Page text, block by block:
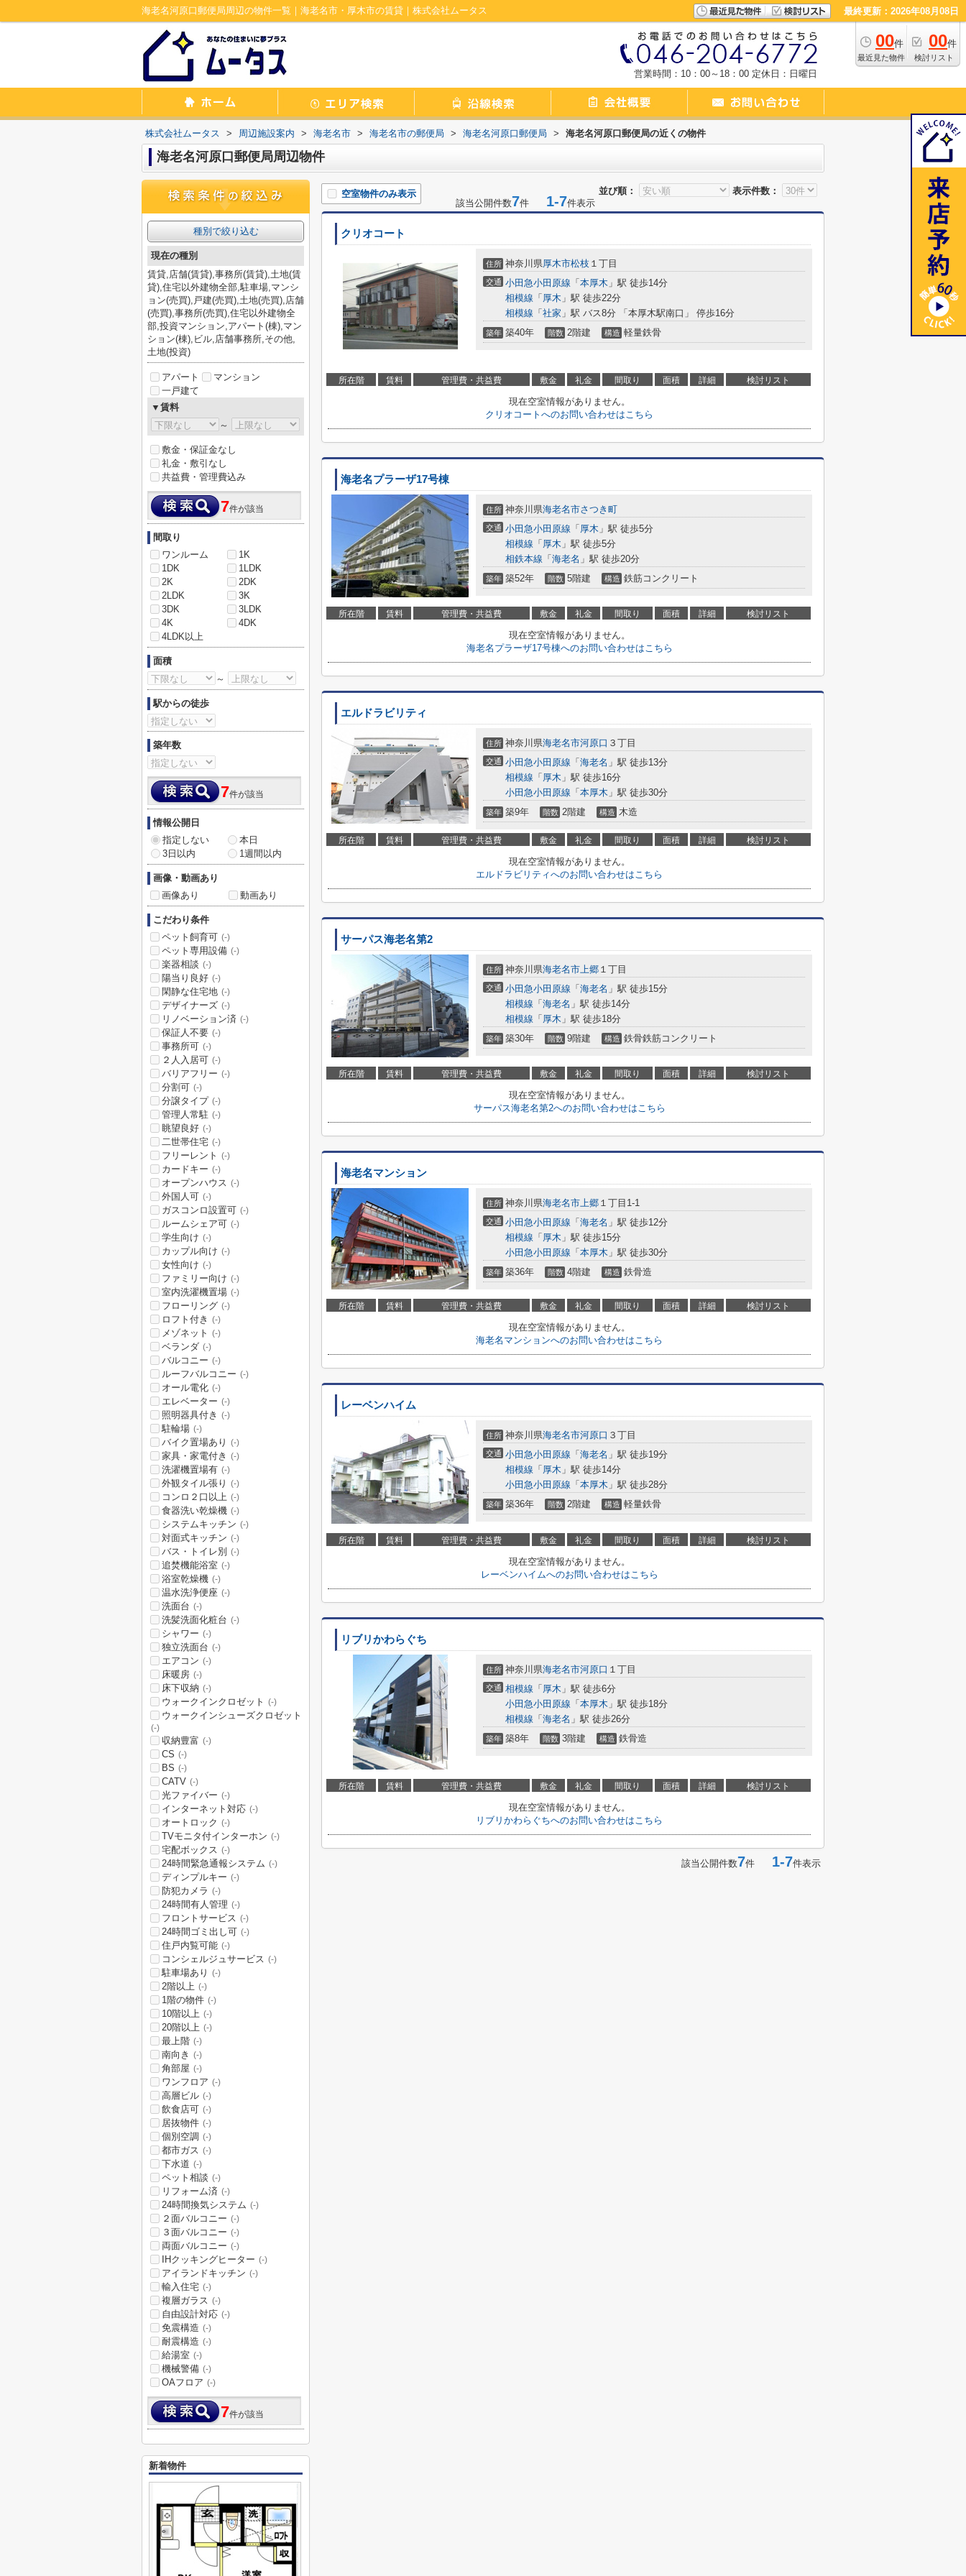
海老名河原口郵便局周辺の物件一覧｜海老名市・厚木市の賃貸｜株式会社ムータス 最終更新：2026年08月08日
00件
最近見た物件
00件
検討リスト
営業時間：10：00～18：00 定休日：日曜日
株式会社ムータス > 周辺施設案内 > 海老名市 > 海老名市の郵便局 > 海老名河原口郵便局 > 海老名河原口郵便局の近くの物件
海老名河原口郵便局周辺物件
並び順： 表示件数：
空室物件のみ表示
該当公開件数7件 1-7件表示
クリオコート
住所 神奈川県厚木市松枝 １丁目
交通 小田急小田原線 「 本厚木 」駅 徒歩14分
相模線 「 厚木 」駅 徒歩22分
相模線 「 社家 」駅 バス8分 「本厚木駅南口」 停歩16分
築年 築40年 階数 2階建 構造 軽量鉄骨
所在階 賃料 管理費・共益費 敷金 礼金 間取り 面積 詳細 検討リスト
現在空室情報がありません。
クリオコートへのお問い合わせはこちら
海老名プラーザ17号棟
住所 神奈川県海老名市さつき町
交通 小田急小田原線 「 厚木 」駅 徒歩5分
相模線 「 厚木 」駅 徒歩5分
相鉄本線 「 海老名 」駅 徒歩20分
築年 築52年 階数 5階建 構造 鉄筋コンクリート
所在階 賃料 管理費・共益費 敷金 礼金 間取り 面積 詳細 検討リスト
現在空室情報がありません。
海老名プラーザ17号棟へのお問い合わせはこちら
エルドラビリティ
住所 神奈川県海老名市河原口 ３丁目
交通 小田急小田原線 「 海老名 」駅 徒歩13分
相模線 「 厚木 」駅 徒歩16分
小田急小田原線 「 本厚木 」駅 徒歩30分
築年 築9年 階数 2階建 構造 木造
所在階 賃料 管理費・共益費 敷金 礼金 間取り 面積 詳細 検討リスト
現在空室情報がありません。
エルドラビリティへのお問い合わせはこちら
サーパス海老名第2
住所 神奈川県海老名市上郷 １丁目
交通 小田急小田原線 「 海老名 」駅 徒歩15分
相模線 「 海老名 」駅 徒歩14分
相模線 「 厚木 」駅 徒歩18分
築年 築30年 階数 9階建 構造 鉄骨鉄筋コンクリート
所在階 賃料 管理費・共益費 敷金 礼金 間取り 面積 詳細 検討リスト
現在空室情報がありません。
サーパス海老名第2へのお問い合わせはこちら
海老名マンション
住所 神奈川県海老名市上郷 １丁目1-1
交通 小田急小田原線 「 海老名 」駅 徒歩12分
相模線 「 厚木 」駅 徒歩15分
小田急小田原線 「 本厚木 」駅 徒歩30分
築年 築36年 階数 4階建 構造 鉄骨造
所在階 賃料 管理費・共益費 敷金 礼金 間取り 面積 詳細 検討リスト
現在空室情報がありません。
海老名マンションへのお問い合わせはこちら
レーベンハイム
住所 神奈川県海老名市河原口 ３丁目
交通 小田急小田原線 「 海老名 」駅 徒歩19分
相模線 「 厚木 」駅 徒歩14分
小田急小田原線 「 本厚木 」駅 徒歩28分
築年 築36年 階数 2階建 構造 軽量鉄骨
所在階 賃料 管理費・共益費 敷金 礼金 間取り 面積 詳細 検討リスト
現在空室情報がありません。
レーベンハイムへのお問い合わせはこちら
リブリかわらぐち
住所 神奈川県海老名市河原口 １丁目
交通 相模線 「 厚木 」駅 徒歩6分
小田急小田原線 「 本厚木 」駅 徒歩18分
相模線 「 海老名 」駅 徒歩26分
築年 築8年 階数 3階建 構造 鉄骨造
所在階 賃料 管理費・共益費 敷金 礼金 間取り 面積 詳細 検討リスト
現在空室情報がありません。
リブリかわらぐちへのお問い合わせはこちら
該当公開件数7件 1-7件表示
種別で絞り込む
現在の種別
賃貸,店舗(賃貸),事務所(賃貸),土地(賃
貸),住宅以外建物全部,駐車場,マンシ
ョン(売買),戸建(売買),土地(売買),店舗
(売買),事務所(売買),住宅以外建物全
部,投資マンション,アパート(棟),マン
ション(棟),ビル,店舗事務所,その他,
土地(投資)
アパート
マンション
一戸建て
▼賃料
～
敷金・保証金なし
礼金・敷引なし
共益費・管理費込み
7件が該当
間取り
ワンルーム
1K
1DK
1LDK
2K
2DK
2LDK
3K
3DK
3LDK
4K
4DK
4LDK以上
面積
～
駅からの徒歩
築年数
7件が該当
情報公開日
指定しない
本日
3日以内
1週間以内
画像・動画あり
画像あり
動画あり
こだわり条件
ペット飼育可 (-)
ペット専用設備 (-)
楽器相談 (-)
陽当り良好 (-)
閑静な住宅地 (-)
デザイナーズ (-)
リノベーション済 (-)
保証人不要 (-)
事務所可 (-)
２人入居可 (-)
バリアフリー (-)
分割可 (-)
分譲タイプ (-)
管理人常駐 (-)
眺望良好 (-)
二世帯住宅 (-)
フリーレント (-)
カードキー (-)
オープンハウス (-)
外国人可 (-)
ガスコンロ設置可 (-)
ルームシェア可 (-)
学生向け (-)
カップル向け (-)
女性向け (-)
ファミリー向け (-)
室内洗濯機置場 (-)
フローリング (-)
ロフト付き (-)
メゾネット (-)
ベランダ (-)
バルコニー (-)
ルーフバルコニー (-)
オール電化 (-)
エレベーター (-)
照明器具付き (-)
駐輪場 (-)
バイク置場あり (-)
家具・家電付き (-)
洗濯機置場有 (-)
外観タイル張り (-)
コンロ２口以上 (-)
食器洗い乾燥機 (-)
システムキッチン (-)
対面式キッチン (-)
バス・トイレ別 (-)
追焚機能浴室 (-)
浴室乾燥機 (-)
温水洗浄便座 (-)
洗面台 (-)
洗髪洗面化粧台 (-)
シャワー (-)
独立洗面台 (-)
エアコン (-)
床暖房 (-)
床下収納 (-)
ウォークインクロゼット (-)
ウォークインシューズクロゼット
(-)
収納豊富 (-)
CS (-)
BS (-)
CATV (-)
光ファイバー (-)
インターネット対応 (-)
オートロック (-)
TVモニタ付インターホン (-)
宅配ボックス (-)
24時間緊急通報システム (-)
ディンプルキー (-)
防犯カメラ (-)
24時間有人管理 (-)
フロントサービス (-)
24時間ゴミ出し可 (-)
住戸内覧可能 (-)
コンシェルジュサービス (-)
駐車場あり (-)
2階以上 (-)
1階の物件 (-)
10階以上 (-)
20階以上 (-)
最上階 (-)
南向き (-)
角部屋 (-)
ワンフロア (-)
高層ビル (-)
飲食店可 (-)
居抜物件 (-)
個別空調 (-)
都市ガス (-)
下水道 (-)
ペット相談 (-)
リフォーム済 (-)
24時間換気システム (-)
２面バルコニー (-)
３面バルコニー (-)
両面バルコニー (-)
IHクッキングヒーター (-)
アイランドキッチン (-)
輸入住宅 (-)
複層ガラス (-)
自由設計対応 (-)
免震構造 (-)
耐震構造 (-)
給湯室 (-)
機械警備 (-)
OAフロア (-)
7件が該当
新着物件